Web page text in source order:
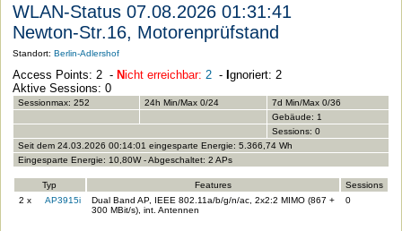
Universität
zu
Berlin
-
Computer-
und
Medienservice
WLAN-Status 07.08.2026 01:31:41
Newton-Str.16, Motorenprüfstand
Standort: Berlin-Adlershof
Access Points: 2 - Nicht erreichbar: 2 - Ignoriert: 2
Aktive Sessions: 0
Sessionmax: 252 24h Min/Max 0/24
7d Min/Max 0/36
Gebäude: 1
Sessions: 0
Seit dem 24.03.2026 00:14:01 eingesparte Energie: 5.366,74 Wh
Eingesparte Energie: 10,80W - Abgeschaltet: 2 APs
Typ Features
Sessions
2 x
AP3915i
Dual Band AP, IEEE 802.11a/b/g/n/ac, 2x2:2 MIMO (867 +
300 MBit/s), int. Antennen
0